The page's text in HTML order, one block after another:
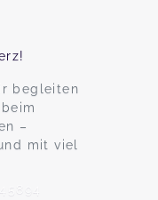
begleiten
–
mit viel